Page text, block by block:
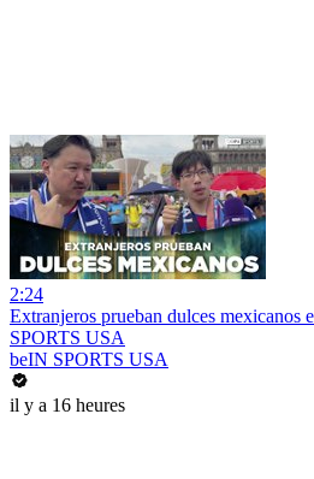
2:24
Extranjeros prueban dulces mexicanos
SPORTS USA
beIN SPORTS USA
il y a 16 heures